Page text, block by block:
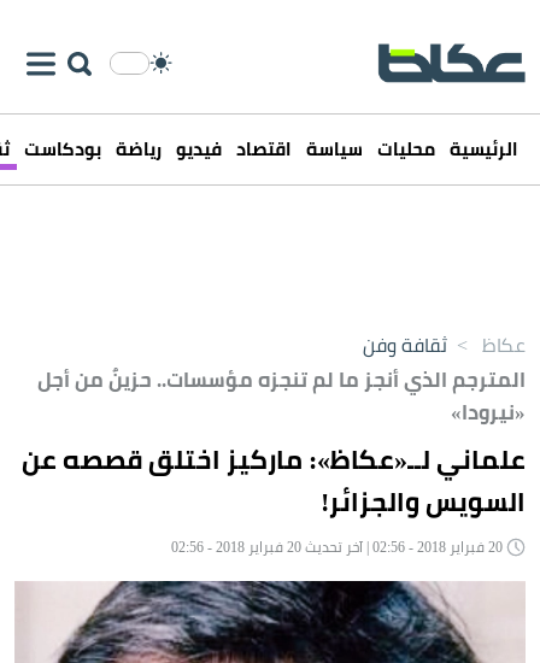
الرئيسية محليات سياسة اقتصاد فيديو رياضة بودكاست
عكاظ > ثقافة وفن
المترجم الذي أنجز ما لم تنجزه مؤسسات.. حزينٌ من أجل
«نيرودا»
علماني لــ«عكاظ»: ماركيز اختلق قصصه عن
السويس والجزائر!